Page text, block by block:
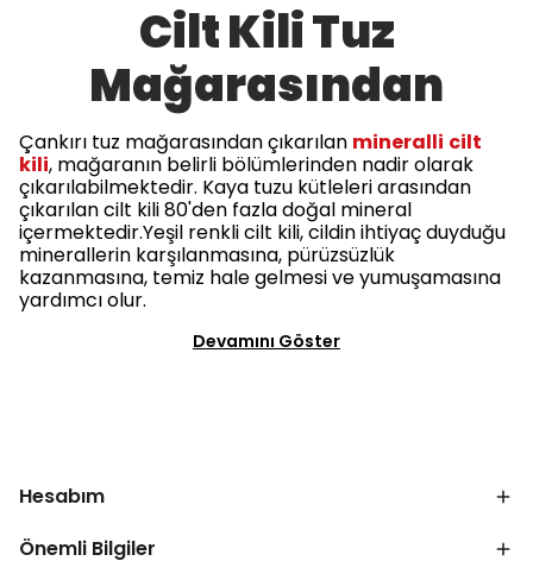
Cilt Kili Tuz
Mağarasından
Çankırı tuz mağarasından çıkarılan mineralli cilt
kili, mağaranın belirli bölümlerinden nadir olarak
çıkarılabilmektedir. Kaya tuzu kütleleri arasından
çıkarılan cilt kili 80'den fazla doğal mineral
içermektedir.Yeşil renkli cilt kili, cildin ihtiyaç duyduğu
minerallerin karşılanmasına, pürüzsüzlük
kazanmasına, temiz hale gelmesi ve yumuşamasına
yardımcı olur.
Devamını Göster
Hesabım
Önemli Bilgiler